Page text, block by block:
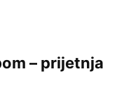
– prijetnja